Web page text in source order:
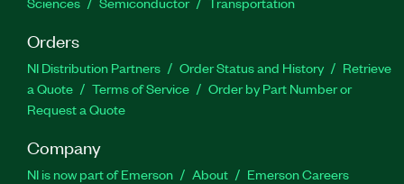
Orders
NI Distribution Partners Order Status and History
Retrieve
a Quote
Terms of Service
Order by Part Number or
Request a Quote
Company
NI is now part of Emerson About
Emerson Careers